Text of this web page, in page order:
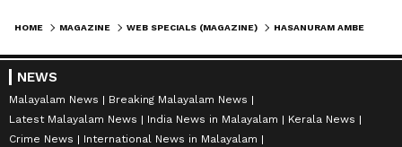
HOME MAGAZINE WEB SPECIALS (MAGAZINE)
NEWS
Malayalam News
Breaking Malayalam News
Latest Malayalam News
India News in Malayalam
Kerala News
Crime News
International News in Malayalam